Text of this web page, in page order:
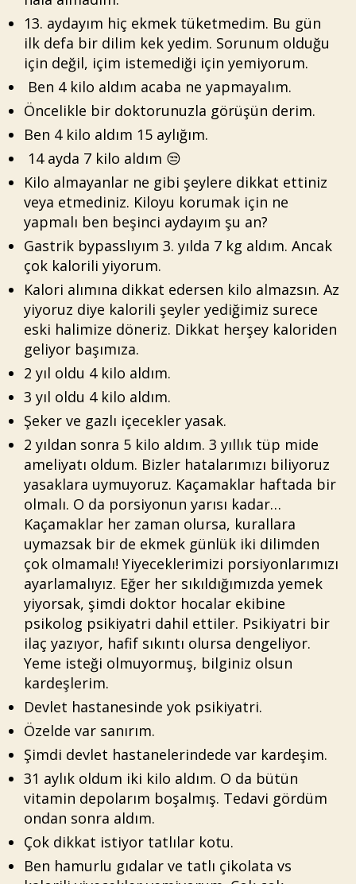
13. aydayım hiç ekmek tüketmedim. Bu gün
ilk defa bir dilim kek yedim. Sorunum olduğu
için değil, içim istemediği için yemiyorum.
Ben 4 kilo aldım acaba ne yapmayalım.
Öncelikle bir doktorunuzla görüşün derim.
Ben 4 kilo aldım 15 aylığım.
14 ayda 7 kilo aldım 😒
Kilo almayanlar ne gibi şeylere dikkat ettiniz
veya etmediniz. Kiloyu korumak için ne
yapmalı ben beşinci aydayım şu an?
Gastrik bypasslıyım 3. yılda 7 kg aldım. Ancak
çok kalorili yiyorum.
Kalori alımına dikkat edersen kilo almazsın. Az
yiyoruz diye kalorili şeyler yediğimiz surece
eski halimize döneriz. Dikkat herşey kaloriden
geliyor başımıza.
2 yıl oldu 4 kilo aldım.
3 yıl oldu 4 kilo aldım.
Şeker ve gazlı içecekler yasak.
2 yıldan sonra 5 kilo aldım. 3 yıllık tüp mide
ameliyatı oldum. Bizler hatalarımızı biliyoruz
yasaklara uymuyoruz. Kaçamaklar haftada bir
olmalı. O da porsiyonun yarısı kadar…
Kaçamaklar her zaman olursa, kurallara
uymazsak bir de ekmek günlük iki dilimden
çok olmamalı! Yiyeceklerimizi porsiyonlarımızı
ayarlamalıyız. Eğer her sıkıldığımızda yemek
yiyorsak, şimdi doktor hocalar ekibine
psikolog psikiyatri dahil ettiler. Psikiyatri bir
ilaç yazıyor, hafif sıkıntı olursa dengeliyor.
Yeme isteği olmuyormuş, bilginiz olsun
kardeşlerim.
Devlet hastanesinde yok psikiyatri.
Özelde var sanırım.
Şimdi devlet hastanelerindede var kardeşim.
31 aylık oldum iki kilo aldım. O da bütün
vitamin depolarım boşalmış. Tedavi gördüm
ondan sonra aldım.
Çok dikkat istiyor tatlılar kotu.
Ben hamurlu gıdalar ve tatlı çikolata vs